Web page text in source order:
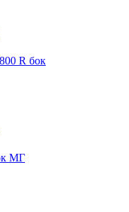
R бок
МГ